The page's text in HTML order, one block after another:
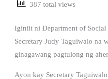
387 total views
Iginiit ni Department of Social
Secretary Judy Taguiwalo na
ginagawang pagtulong ng
Ayon kay Secretary